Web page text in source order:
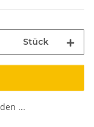
Stück
...